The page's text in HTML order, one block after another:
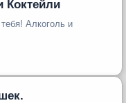
Коктейли
Алкоголь и